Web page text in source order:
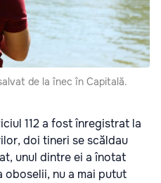
de la înec în Capitală.
112 a fost înregistrat la
doi tineri se scăldau
unul dintre ei a înotat
oboselii, nu a mai putut